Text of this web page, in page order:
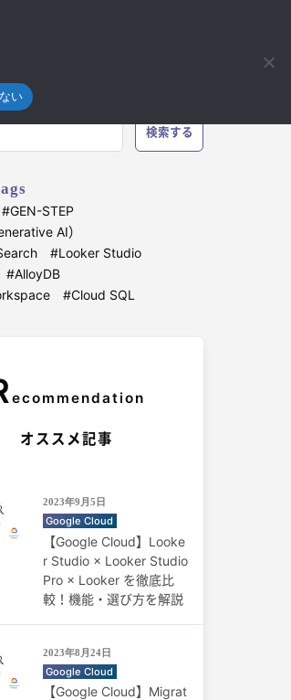
検索する
GEN-STEP
AI）
Looker Studio
AlloyDB
Cloud SQL
ecommendation
オススメ記事
2023年9月5日
Google Cloud
【Google Cloud】Looke
r Studio × Looker Studio
Pro × Looker を徹底比
較！機能・選び方を解説
2023年8月24日
Google Cloud
【Google Cloud】Migrat
い